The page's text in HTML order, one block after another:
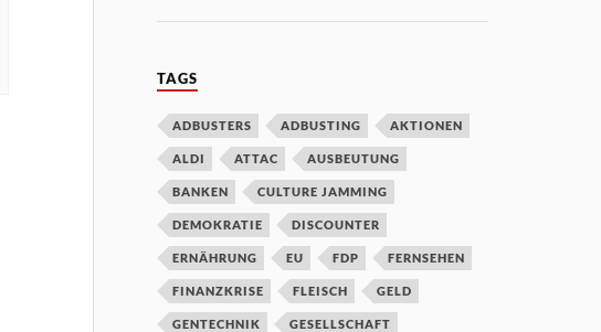
TAGS
ADBUSTERS ADBUSTING AKTIONEN
ALDI ATTAC AUSBEUTUNG
BANKEN CULTURE JAMMING
DEMOKRATIE DISCOUNTER
ERNÄHRUNG EU FDP FERNSEHEN
FINANZKRISE FLEISCH GELD
GENTECHNIK GESELLSCHAFT